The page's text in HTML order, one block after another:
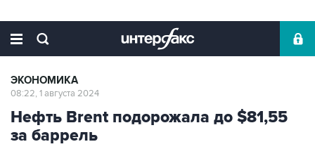
ЭКОНОМИКА
08:22, 1 августа 2024
Нефть Brent подорожала до $81,55
за баррель